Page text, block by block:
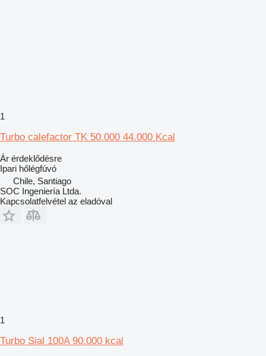
1
Turbo calefactor TK 50.000 44.000 Kcal
Ár érdeklődésre
Ipari hőlégfúvó
Chile, Santiago
SOC Ingeniería Ltda.
Kapcsolatfelvétel az eladóval
1
Turbo Sial 100A 90.000 kcal